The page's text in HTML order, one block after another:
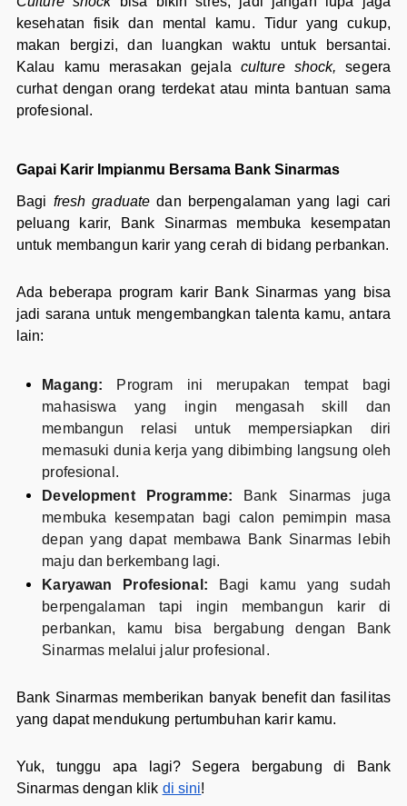
kesehatan fisik dan mental kamu. Tidur yang cukup,
makan bergizi, dan luangkan waktu untuk bersantai.
Kalau kamu merasakan gejala culture shock, segera
curhat dengan orang terdekat atau minta bantuan sama
profesional.
Gapai Karir Impianmu Bersama Bank Sinarmas
Bagi fresh graduatedan berpengalaman yang lagi cari
peluang karir, Bank Sinarmas membuka kesempatan
untuk membangun karir yang cerah di bidang perbankan.
Ada beberapa program karir Bank Sinarmas yang bisa
jadi sarana untuk mengembangkan talenta kamu, antara
lain:
Magang: Program ini merupakan tempat bagi
mahasiswa yang ingin mengasah skill dan
membangun relasi untuk mempersiapkan diri
memasuki dunia kerja yang dibimbing langsung oleh
profesional.
Development Programme: Bank Sinarmas juga
membuka kesempatan bagi calon pemimpin masa
depan yang dapat membawa Bank Sinarmas lebih
maju dan berkembang lagi.
Karyawan Profesional: Bagi kamu yang sudah
berpengalaman tapi ingin membangun karir di
perbankan, kamu bisa bergabung dengan Bank
Sinarmas melalui jalur profesional.
Bank Sinarmas memberikan banyak benefit dan fasilitas
yang dapat mendukung pertumbuhan karir kamu.
Yuk, tunggu apa lagi? Segera bergabung di Bank
Sinarmas dengan klik di sini!